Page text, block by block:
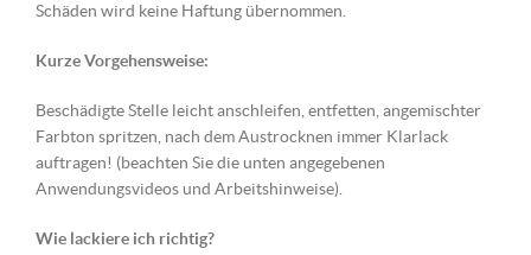
Schäden wird keine Haftung übernommen.
Kurze Vorgehensweise:
Beschädigte Stelle leicht anschleifen, entfetten, angemischter
Farbton spritzen, nach dem Austrocknen immer Klarlack
auftragen! (beachten Sie die unten angegebenen
Anwendungsvideos und Arbeitshinweise).
Wie lackiere ich richtig?